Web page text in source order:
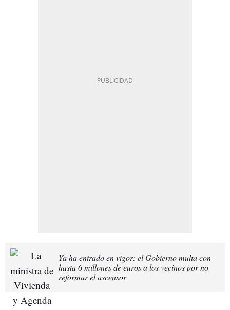
Ya ha entrado en vigor: el Gobierno multa con
hasta 6 millones de euros a los vecinos por no
reformar el ascensor